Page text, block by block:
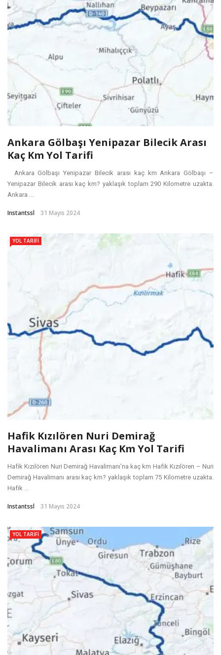
Ankara Gölbaşı Yenipazar Bilecik Arası
Kaç Km Yol Tarifi
Ankara Gölbaşı Yenipazar Bilecik arası kaç km Ankara Gölbaşı –
Yenipazar Bilecik arası kaç km? yaklaşık toplam 290 Kilometre uzakta.
Ankara ...
Instantssl 31 Mayıs 2024
YOL TARIFI
Hafik Kızılören Nuri Demirağ
Havalimanı Arası Kaç Km Yol Tarifi
Hafik Kızılören Nuri Demirağ Havalimanı’na kaç km Hafik Kızılören – Nuri
Demirağ Havalimanı arası kaç km? yaklaşık toplam 75 Kilometre uzakta.
Hafik ...
Instantssl 31 Mayıs 2024
YOL TARIFI